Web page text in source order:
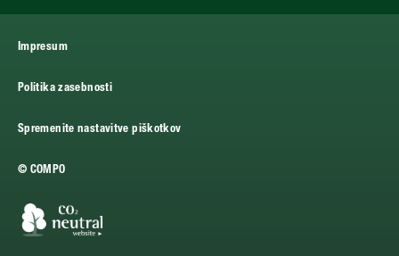
Impresum
Politika zasebnosti
Spremenite nastavitve piškotkov
© COMPO